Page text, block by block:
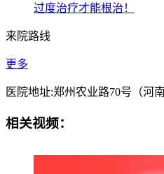
过度治疗才能根治！
来院路线
更多
医院地址:郑州农业路70号（河
相关视频：